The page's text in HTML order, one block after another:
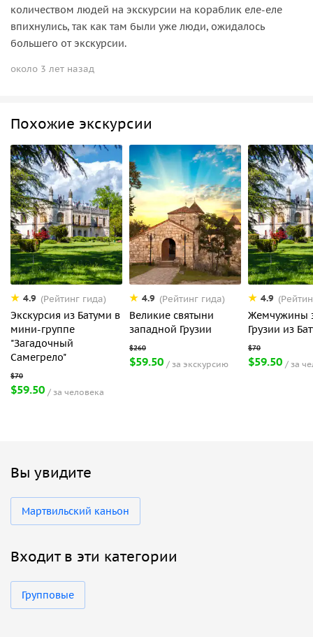
количеством людей на экскурсии на кораблик еле-еле
впихнулись, так как там были уже люди, ожидалось
большего от экскурсии.
около 3 лет назад
Похожие экскурсии
4.9 (Рейтинг гида)
Экскурсия из Батуми в
мини-группе
"Загадочный
Самегрело"
$59.50 за человека
4.9 (Рейтинг гида)
Великие святыни
западной Грузии
$59.50 за экскурсию
4.9
Жемчужины
Грузии из
$59.50 за
Вы увидите
Мартвильский каньон
Входит в эти категории
Групповые